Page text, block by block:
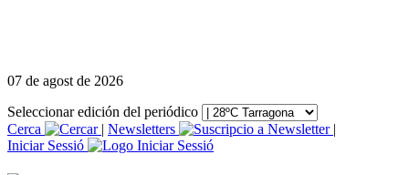
07 de agost de 2026
Seleccionar edición del periódico
Cerca
| Newsletters
|
Iniciar Sessió